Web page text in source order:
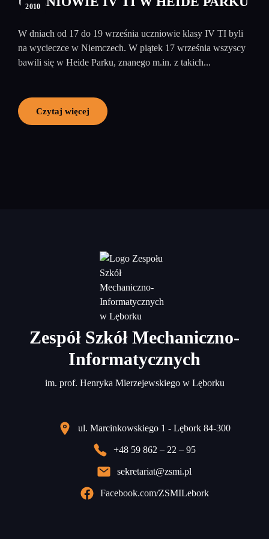
2010
W dniach od 17 do 19 września uczniowie klasy IV TI byli
na wycieczce w Niemczech. W piątek 17 września wszyscy
bawili się w Heide Parku, znanego m.in. z takich...
Czytaj więcej
Zespół Szkół Mechaniczno-
Informatycznych
im. prof. Henryka Mierzejewskiego w Lęborku
ul. Marcinkowskiego 1 - Lębork 84-300
+48 59 862 – 22 – 95
sekretariat@zsmi.pl
Facebook.com/ZSMILebork